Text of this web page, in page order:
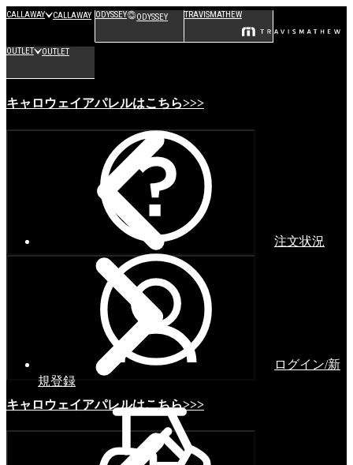
CALLAWAY CALLAWAY ODYSSEY ODYSSEY TRAVISMATHEW
OUTLET OUTLET
キャロウェイアパレルはこちら>>>
キャロウェイアパレルはこちら>>>
注文状況
ログイン/新
規登録